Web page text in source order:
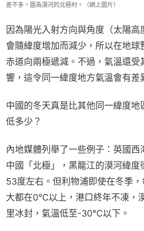
差不多。圖為漠河的北極村。（網上圖片）
因為陽光入射方向與角度（太陽高
會隨緯度增加而減少，所以在地球
赤道向兩極遞減。不過，氣溫還受
響，這令同一緯度地方氣溫會有差
中國的冬天真是比其他同一緯度地
低多少？
內地媒體列舉了一些例子：英國西
中國「北極」，黑龍江的漠河緯度
53度左右。但利物浦即使在冬季
大都在0℃以上，港口終年不凍，
里冰封，氣溫低至-30℃以下。